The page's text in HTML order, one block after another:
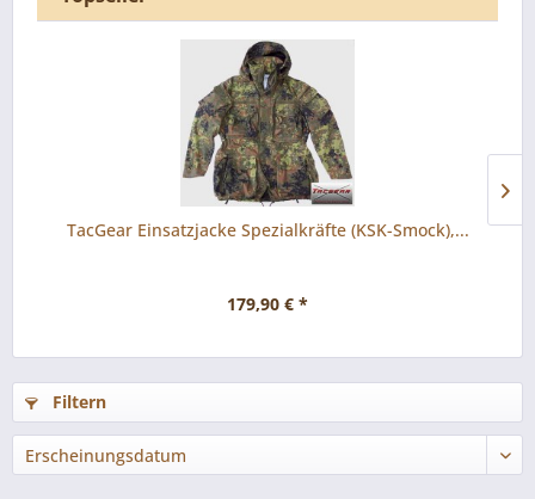
TacGear Einsatzjacke Spezialkräfte (KSK-Smock),...
179,90 € *
Filtern